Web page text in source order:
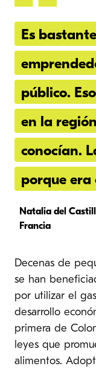
Es
público.
en la
conocían.
porque era
Natalia del
Francia
Decenas de
se han
por utilizar el
desarrollo
primera de
leyes que
alimentos.